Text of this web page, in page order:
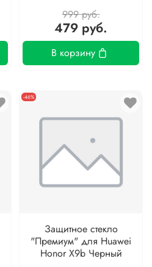
999 руб.
479 руб.
В корзину
-46%
Защитное стекло
"Премиум" для Huawei
Honor X9b Черный